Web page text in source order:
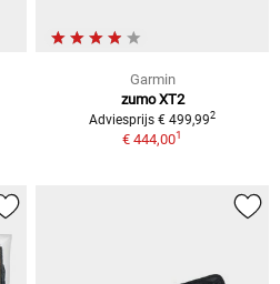
Garmin
zumo XT2
Adviesprijs € 499,992
€ 444,001